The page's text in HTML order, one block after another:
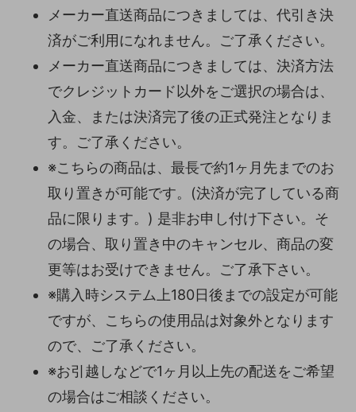
メーカー直送商品につきましては、代引き決
済がご利用になれません。ご了承ください。
メーカー直送商品につきましては、決済方法
でクレジットカード以外をご選択の場合は、
入金、または決済完了後の正式発注となりま
す。ご了承ください。
※こちらの商品は、最長で約1ヶ月先までのお
取り置きが可能です。(決済が完了している商
品に限ります。) 是非お申し付け下さい。そ
の場合、取り置き中のキャンセル、商品の変
更等はお受けできません。ご了承下さい。
※購入時システム上180日後までの設定が可能
ですが、こちらの使用品は対象外となります
ので、ご了承ください。
※お引越しなどで1ヶ月以上先の配送をご希望
の場合はご相談ください。